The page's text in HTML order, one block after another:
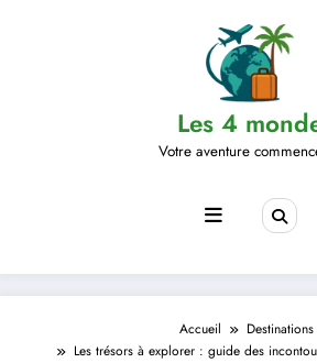
Les 4
Votre aventure
Accueil
Destinations
Les trésors à explorer : guide des